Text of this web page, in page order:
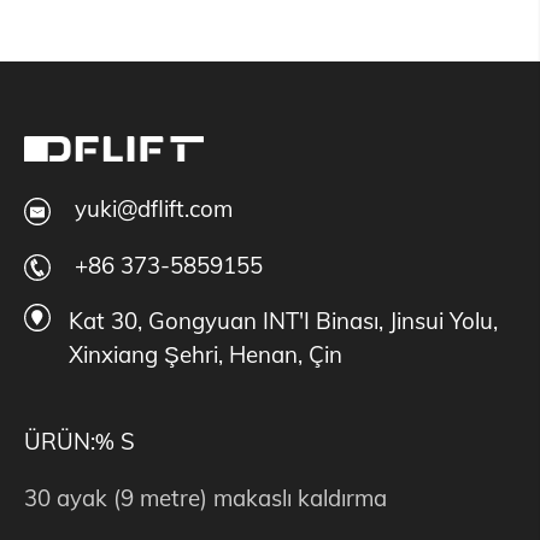
yuki@dflift.com
+86 373-5859155
Kat 30, Gongyuan INT'I Binası, Jinsui Yolu,
Xinxiang Şehri, Henan, Çin
ÜRÜN:% S
30 ayak (9 metre) makaslı kaldırma